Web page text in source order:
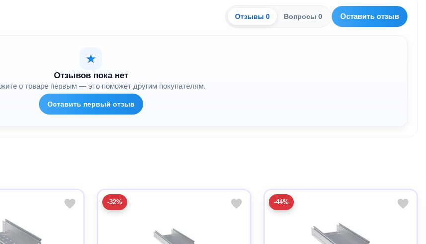
Отзывы 0 Вопросы 0 Оставить отзыв
★
Отзывов пока нет
о товаре первым — это поможет другим покупателям.
Оставить первый отзыв
-32% -44%